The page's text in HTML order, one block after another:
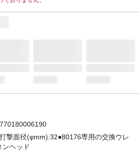
撃面径(φmm):32●80176専用の交換ウレ
ンヘッド